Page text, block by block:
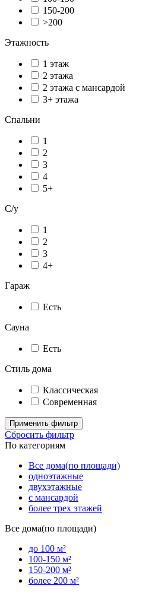
150-200
>200
Этажность
1 этаж
2 этажа
2 этажа с мансардой
3+ этажа
Спальни
1
2
3
4
5+
С/у
1
2
3
4+
Гараж
Есть
Сауна
Есть
Стиль дома
Классическая
Современная
Применить фильтр
Сбросить фильтр
По категориям
Все дома(по площади)
одноэтажные
двухэтажные
с мансардой
более трех этажей
Все дома(по площади)
до 100 м²
100-150 м²
150-200 м²
более 200 м²